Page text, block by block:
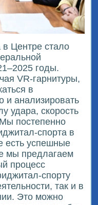
Центре стало
годы.
VR-гарнитуры,
в
и анализировать
удара, скорость
постепенно
спорта в
есть успешные
мы предлагаем
процесс
спорту
так и в
Это можно